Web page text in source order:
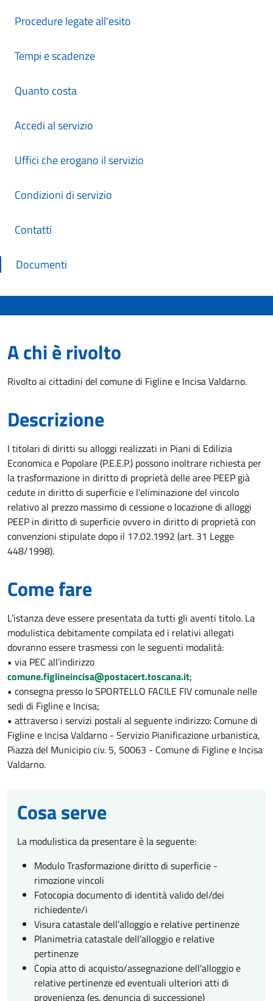
Procedure legate all'esito
Tempi e scadenze
Quanto costa
Accedi al servizio
Uffici che erogano il servizio
Condizioni di servizio
Contatti
Documenti
A chi è rivolto
Rivolto ai cittadini del comune di Figline e Incisa Valdarno.
Descrizione
I titolari di diritti su alloggi realizzati in Piani di Edilizia
Economica e Popolare (P.E.E.P.) possono inoltrare richiesta per
la trasformazione in diritto di proprietà delle aree PEEP già
cedute in diritto di superficie e l’eliminazione del vincolo
relativo al prezzo massimo di cessione o locazione di alloggi
PEEP in diritto di superficie ovvero in diritto di proprietà con
convenzioni stipulate dopo il 17.02.1992 (art. 31 Legge
448/1998).
Come fare
L’istanza deve essere presentata da tutti gli aventi titolo. La
modulistica debitamente compilata ed i relativi allegati
dovranno essere trasmessi con le seguenti modalità:
• via PEC all’indirizzo
comune.figlineincisa@postacert.toscana.it;
• consegna presso lo SPORTELLO FACILE FIV comunale nelle
sedi di Figline e Incisa;
• attraverso i servizi postali al seguente indirizzo: Comune di
Figline e Incisa Valdarno - Servizio Pianificazione urbanistica,
Piazza del Municipio civ. 5, 50063 - Comune di Figline e Incisa
Valdarno.
Cosa serve
La modulistica da presentare è la seguente:
Modulo Trasformazione diritto di superficie -
rimozione vincoli
Fotocopia documento di identità valido del/dei
richiedente/i
Visura catastale dell’alloggio e relative pertinenze
Planimetria catastale dell’alloggio e relative
pertinenze
Copia atto di acquisto/assegnazione dell’alloggio e
relative pertinenze ed eventuali ulteriori atti di
provenienza (es. denuncia di successione)